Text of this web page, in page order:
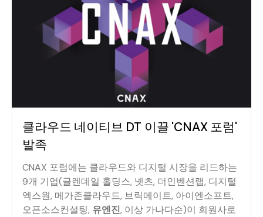
클라우드 네이티브 DT 이끌 'CNAX 포럼'
발족
CNAX 포럼에는 클라우드와 디지털 시장을 리드하는
9개 기업(글렌데일 홀딩스, 넷츠, 더인벤션랩, 디지털
엑스원, 메가존클라우드, 브릭메이트, 아이엔소프트,
오픈소스컨설팅, 유엔진, 이상 가나다순)이 회원사로